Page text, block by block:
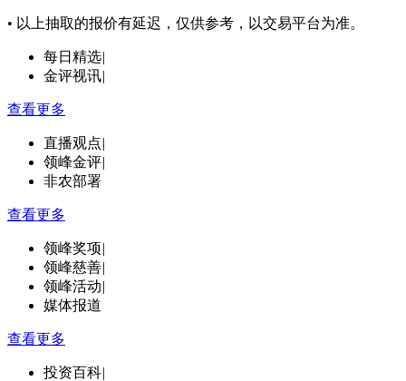
• 以上抽取的报价有延迟，仅供参考，以交易平台为准。
每日精选|
金评视讯|
查看更多
直播观点|
领峰金评|
非农部署
查看更多
领峰奖项|
领峰慈善|
领峰活动|
媒体报道
查看更多
投资百科|